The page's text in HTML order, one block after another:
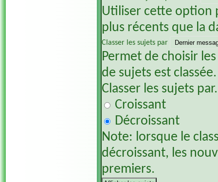
Utiliser cette option
plus récents que la
Classer les sujets par
Permet de choisir
de sujets est classée.
Classer les sujets
Croissant
Décroissant
Note: lorsque le
décroissant, les
premiers.